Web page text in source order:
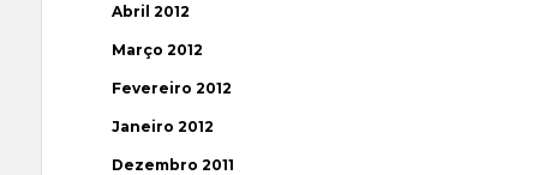
Abril 2012
Março 2012
Fevereiro 2012
Janeiro 2012
Dezembro 2011